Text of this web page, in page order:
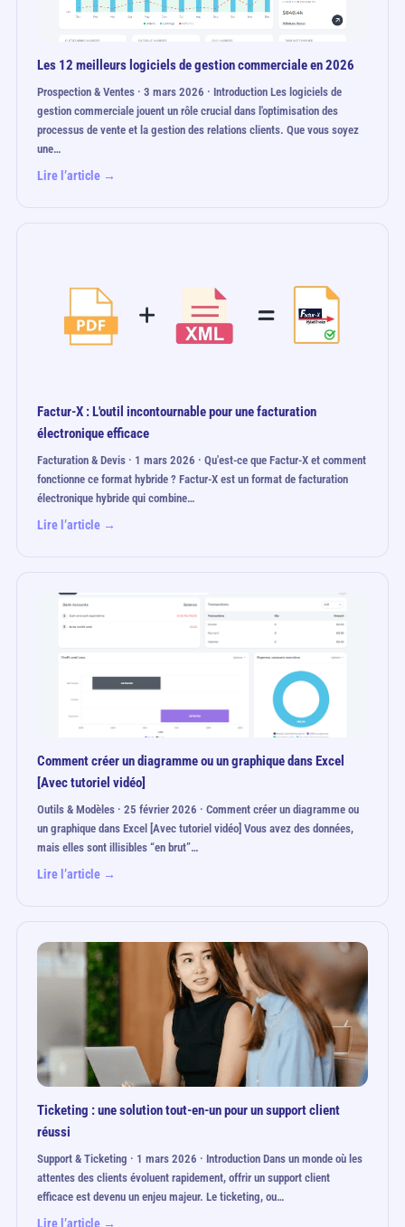
Les 12 meilleurs logiciels de gestion commerciale en 2026
Prospection & Ventes · 3 mars 2026 · Introduction Les logiciels de
gestion commerciale jouent un rôle crucial dans l'optimisation des
processus de vente et la gestion des relations clients. Que vous soyez
une…
Lire l’article →
Factur-X : L'outil incontournable pour une facturation
électronique efficace
Facturation & Devis · 1 mars 2026 · Qu'est-ce que Factur-X et comment
fonctionne ce format hybride ? Factur-X est un format de facturation
électronique hybride qui combine…
Lire l’article →
Comment créer un diagramme ou un graphique dans Excel
[Avec tutoriel vidéo]
Outils & Modèles · 25 février 2026 · Comment créer un diagramme ou
un graphique dans Excel [Avec tutoriel vidéo] Vous avez des données,
mais elles sont illisibles “en brut”…
Lire l’article →
Ticketing : une solution tout-en-un pour un support client
réussi
Support & Ticketing · 1 mars 2026 · Introduction Dans un monde où les
attentes des clients évoluent rapidement, offrir un support client
efficace est devenu un enjeu majeur. Le ticketing, ou…
Lire l’article →